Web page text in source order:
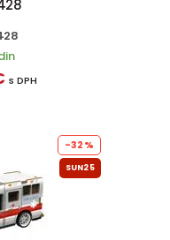
s DPH
-32%
SUN25